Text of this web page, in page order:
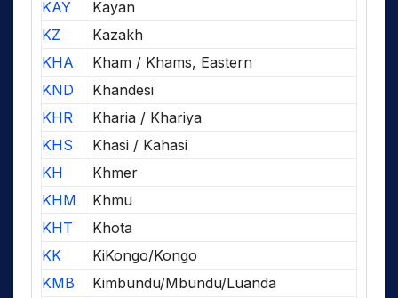
KAY
Kayan
KZ
Kazakh
KHA
Kham / Khams, Eastern
KND
Khandesi
KHR
Kharia / Khariya
KHS
Khasi / Kahasi
KH
Khmer
KHM
Khmu
KHT
Khota
KK
KiKongo/Kongo
KMB
Kimbundu/Mbundu/Luanda